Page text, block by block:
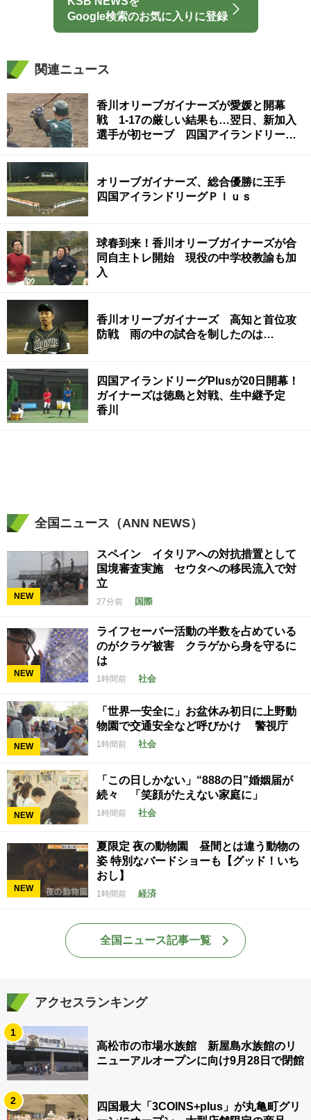
Google検索のお気に入りに登録
関連ニュース
香川オリーブガイナーズが愛媛と開幕
戦 1-17の厳しい結果も…翌日、新加入
選手が初セーブ 四国アイランドリーグ
オリーブガイナーズ、総合優勝に王手
四国アイランドリーグＰｌｕｓ
球春到来！香川オリーブガイナーズが合
同自主トレ開始 現役の中学校教諭も加
入
香川オリーブガイナーズ 高知と首位攻
防戦 雨の中の試合を制したのは…
四国アイランドリーグPlusが20日開幕！
ガイナーズは徳島と対戦、生中継予定
香川
全国ニュース（ANN NEWS）
NEW
スペイン イタリアへの対抗措置として
国境審査実施 セウタへの移民流入で対
立
27分前 国際
NEW
ライフセーバー活動の半数を占めている
のがクラゲ被害 クラゲから身を守るに
は
1時間前 社会
NEW
「世界一安全に」お盆休み初日に上野動
物園で交通安全など呼びかけ 警視庁
1時間前 社会
NEW
「この日しかない」“888の日”婚姻届が
続々 「笑顔がたえない家庭に」
1時間前 社会
NEW
夏限定 夜の動物園 昼間とは違う動物の
姿 特別なバードショーも【グッド！いち
おし】
1時間前 経済
全国ニュース記事一覧
アクセスランキング
1
高松市の市場水族館 新屋島水族館のリ
ニューアルオープンに向け9月28日で閉館
2
四国最大「3COINS+plus」が丸亀町グリ